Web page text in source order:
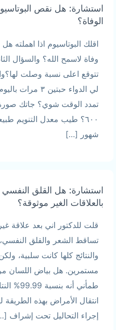
استشارة: هل نقص
الوفاة؟
اقلك البوتاسيوم اذا اهملته
وفاة لاسمح الله؟ والسؤال
تتوقع اعلى نسبة وصلت
لي الدواء
تمدد الوقت شوي؟ جاتك صورة
شهور […]
استشارة: هل القلق
بالعلاقات الغير موثوقة؟
قلت للدكتور اني بعد علاقة
تساقط الشعر والقلق
والنتائج كلها كانت سلبية،
مستمرين. هل بياض اللسان
طمأني
انتقال الأمراض بهذه
إجراء التحاليل تحت إشراف